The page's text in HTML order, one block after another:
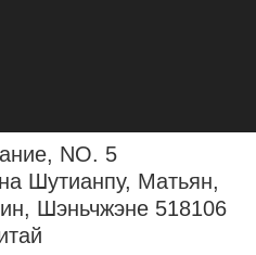
NO. 5
Шутианпу, Матьян,
Шэньчжэне 518106